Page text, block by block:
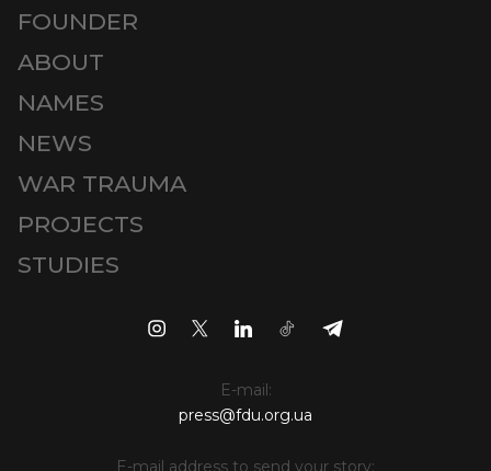
FOUNDER
ABOUT
NAMES
NEWS
WAR TRAUMA
PROJECTS
STUDIES
E-mail:
press@fdu.org.ua